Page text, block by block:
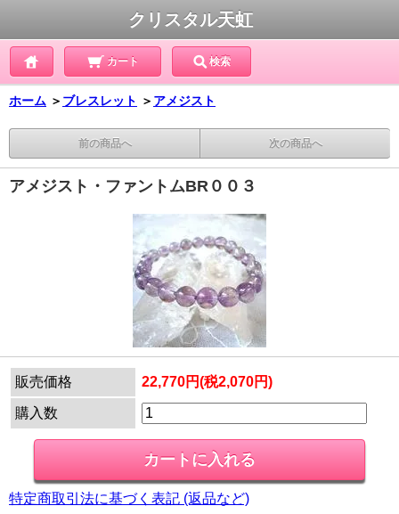
クリスタル天虹
カート 検索
ホーム ＞ ブレスレット ＞ アメジスト
前の商品へ 次の商品へ
アメジスト・ファントムBR００３
販売価格 22,770円(税2,070円)
購入数
特定商取引法に基づく表記 (返品など)